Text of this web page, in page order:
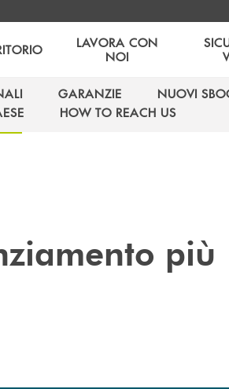
LAVORA CON
NOI
GARANZIE
GARANZIE
NUOVI
NUOVI
HOW TO REACH US
più